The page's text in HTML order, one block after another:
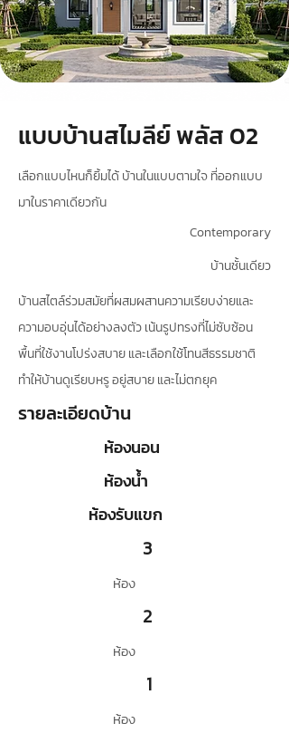
แบบบ้านสไมลีย์ พลัส 02
เลือกแบบไหนก็ยิ้มได้ บ้านในแบบตามใจ ที่ออกแบบ
มาในราคาเดียวกัน
Contemporary
บ้านชั้นเดียว
บ้านสไตล์ร่วมสมัยที่ผสมผสานความเรียบง่ายและ
ความอบอุ่นได้อย่างลงตัว เน้นรูปทรงที่ไม่ซับซ้อน
พื้นที่ใช้งานโปร่งสบาย และเลือกใช้โทนสีธรรมชาติ
ทำให้บ้านดูเรียบหรู อยู่สบาย และไม่ตกยุค
รายละเอียดบ้าน
ห้องนอน
ห้องน้ำ
ห้องรับแขก
3
ห้อง
2
ห้อง
1
ห้อง